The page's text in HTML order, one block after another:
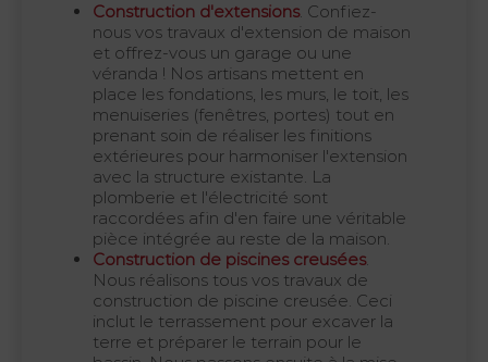
Construction d'extensions. Confiez-
nous vos travaux d'extension de maison
et offrez-vous un garage ou une
véranda ! Nos artisans mettent en
place les fondations, les murs, le toit, les
menuiseries (fenêtres, portes) tout en
prenant soin de réaliser les finitions
extérieures pour harmoniser l'extension
avec la structure existante. La
plomberie et l'électricité sont
raccordées afin d'en faire une véritable
pièce intégrée au reste de la maison.
Construction de piscines creusées.
Nous réalisons tous vos travaux de
construction de piscine creusée. Ceci
inclut le terrassement pour excaver la
terre et préparer le terrain pour le